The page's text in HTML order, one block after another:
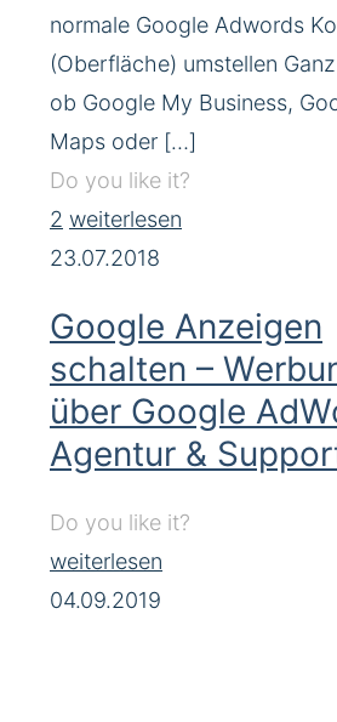
normale Google Adwords
(Oberfläche) umstellen
ob Google My Business,
Maps oder […]
Do you like it?
2 weiterlesen
23.07.2018
Google Anzeigen
schalten –
über Google
Agentur &
Do you like it?
weiterlesen
04.09.2019